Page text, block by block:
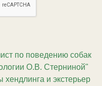
по поведению собак
О.В. Стерниной"
хендлинга и экстерьер